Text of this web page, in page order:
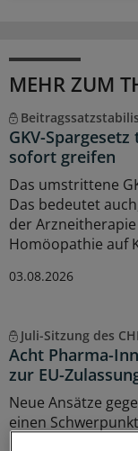
MEHR ZUM
GKV-
sofort greifen
Das umstrittene
Das bedeutet
der
Homöopathie auf
03.08.2026
Juli-Sitzung des
Acht Pharma-
zur EU-
Neue Ansätze
einen